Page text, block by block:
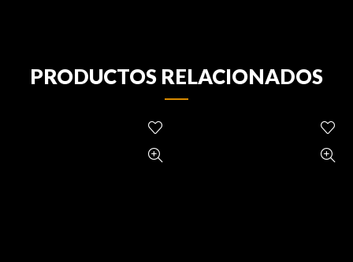
PRODUCTOS RELACIONADOS